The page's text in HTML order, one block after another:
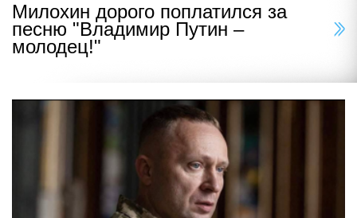
Милохин дорого поплатился за
песню "Владимир Путин –
молодец!"